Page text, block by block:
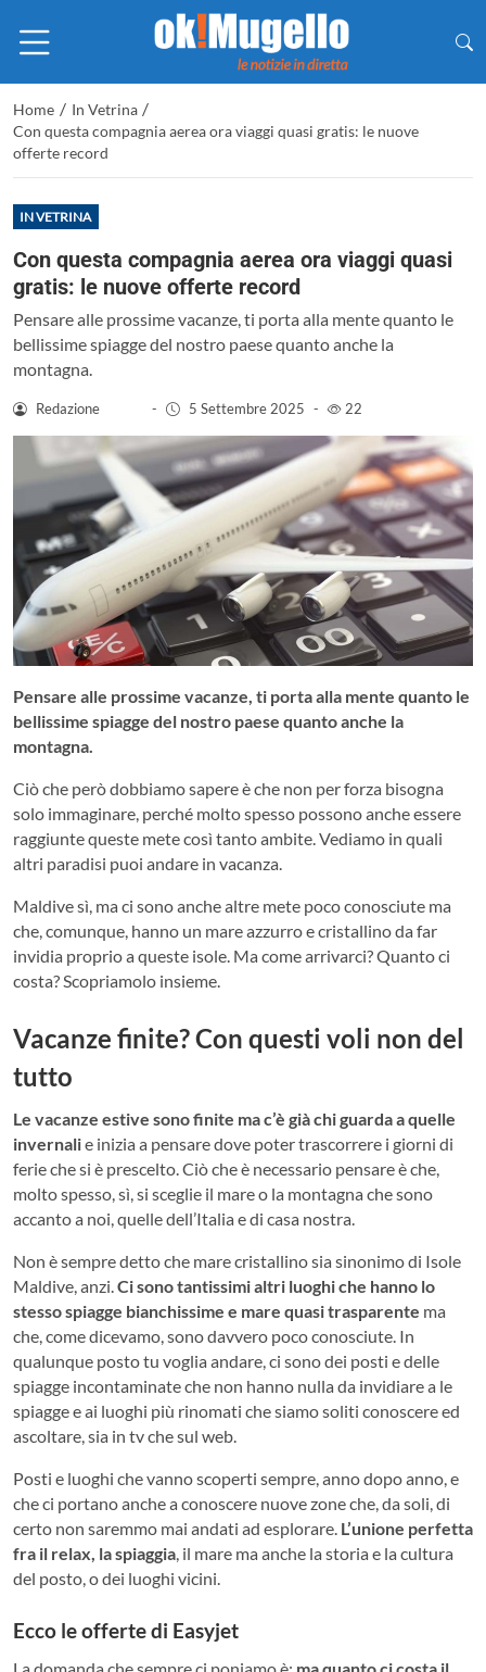
Home / In Vetrina /
Con questa compagnia aerea ora viaggi quasi gratis: le nuove
offerte record
IN VETRINA
Con questa compagnia aerea ora viaggi quasi
gratis: le nuove offerte record
Pensare alle prossime vacanze, ti porta alla mente quanto le
bellissime spiagge del nostro paese quanto anche la
montagna.
Redazione - 5 Settembre 2025 - 22
Pensare alle prossime vacanze, ti porta alla mente quanto le
bellissime spiagge del nostro paese quanto anche la
montagna.
Ciò che però dobbiamo sapere è che non per forza bisogna
solo immaginare, perché molto spesso possono anche essere
raggiunte queste mete così tanto ambite. Vediamo in quali
altri paradisi puoi andare in vacanza.
Maldive sì, ma ci sono anche altre mete poco conosciute ma
che, comunque, hanno un mare azzurro e cristallino da far
invidia proprio a queste isole. Ma come arrivarci? Quanto ci
costa? Scopriamolo insieme.
Vacanze finite? Con questi voli non del
tutto
Le vacanze estive sono finite ma c’è già chi guarda a quelle
invernalie inizia a pensare dove poter trascorrere i giorni di
ferie che si è prescelto. Ciò che è necessario pensare è che,
molto spesso, sì, si sceglie il mare o la montagna che sono
accanto a noi, quelle dell’Italia e di casa nostra.
Non è sempre detto che mare cristallino sia sinonimo di Isole
Maldive, anzi. Ci sono tantissimi altri luoghi che hanno lo
stesso spiagge bianchissime e mare quasi trasparente ma
che, come dicevamo, sono davvero poco conosciute. In
qualunque posto tu voglia andare, ci sono dei posti e delle
spiagge incontaminate che non hanno nulla da invidiare a le
spiagge e ai luoghi più rinomati che siamo soliti conoscere ed
ascoltare, sia in tv che sul web.
Posti e luoghi che vanno scoperti sempre, anno dopo anno, e
che ci portano anche a conoscere nuove zone che, da soli, di
certo non saremmo mai andati ad esplorare. L’unione perfetta
fra il relax, la spiaggia , il mare ma anche la storia e la cultura
del posto, o dei luoghi vicini.
Ecco le offerte di Easyjet